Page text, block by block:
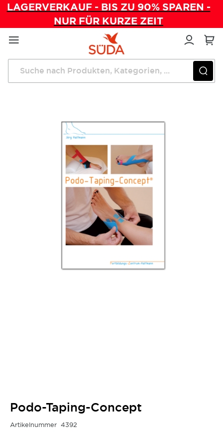
LAGERVERKAUF - BIS ZU 90% SPAREN -
NUR FÜR KURZE ZEIT
Direkt
zum
Inhalt
Startseite Verwaltung Podo-Taping-Concept
Podo-Taping-Concept
Artikelnummer 4392